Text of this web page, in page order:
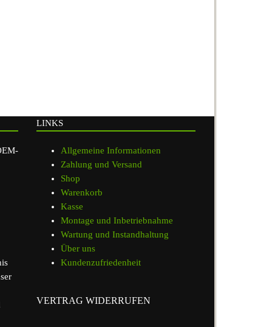
LINKS
Allgemeine Informationen
Zahlung und Versand
Shop
Warenkorb
Kasse
Montage und Inbetriebnahme
Wartung und Instandhaltung
Über uns
Kundenzufriedenheit
VERTRAG WIDERRUFEN